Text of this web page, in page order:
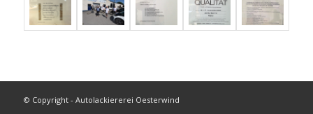
© Copyright - Autolackiererei Oesterwind